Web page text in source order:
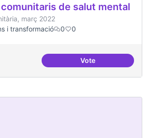
de salut mental
març 2022
i transformació
0 0
VoteProcessos